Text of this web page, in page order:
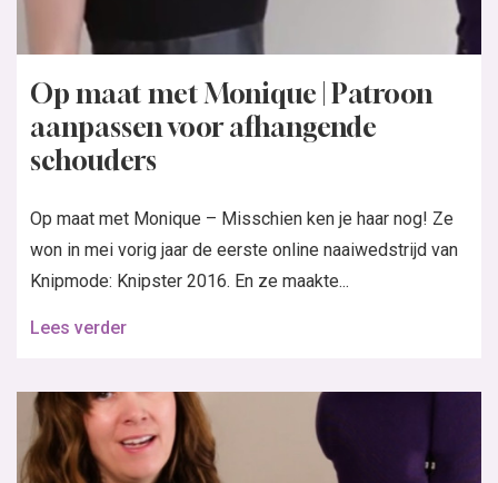
Op maat met Monique | Patroon
aanpassen voor afhangende
schouders
Op maat met Monique – Misschien ken je haar nog! Ze
won in mei vorig jaar de eerste online naaiwedstrijd van
Knipmode: Knipster 2016. En ze maakte...
Lees verder